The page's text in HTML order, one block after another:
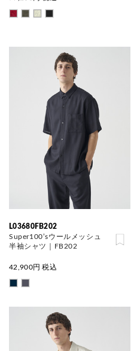
L03680FB202
Super100’sウールメッシュ
半袖シャツ｜FB202
42,900円 税込